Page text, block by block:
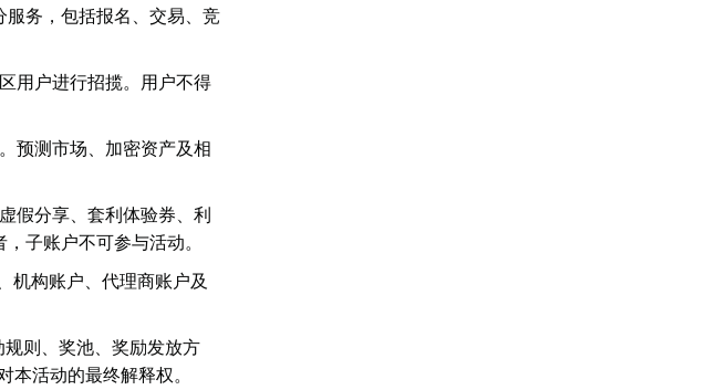
务，包括报名、交易、竞
用户进行招揽。用户不得
预测市场、加密资产及相
假分享、套利体验券、利
子账户不可参与活动。
机构账户、代理商账户及
则、奖池、奖励发放方
活动的最终解释权。